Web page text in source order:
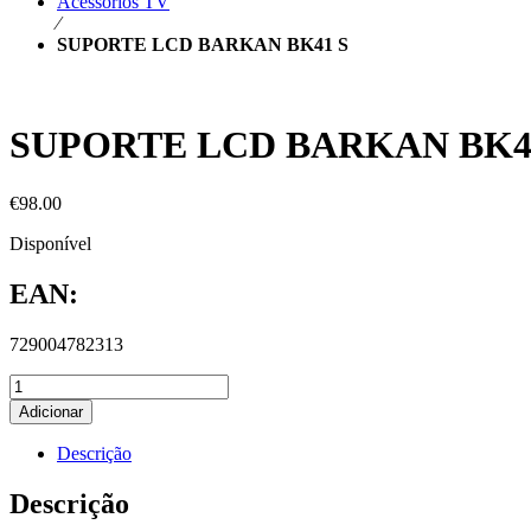
⁄
SUPORTE LCD BARKAN BK41 S
SUPORTE LCD BARKAN
€98.00
Disponível
EAN:
729004782313
Adicionar
Descrição
Descrição